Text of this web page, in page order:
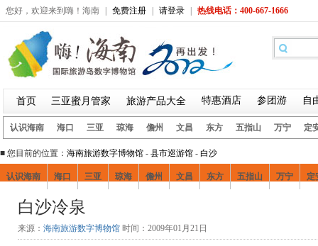
您好，欢迎来到嗨！海南 免费注册 请登录 热线电话：400-667-1666
首页 三亚蜜月管家 旅游产品大全 特惠酒店 参团游 自
认识海南 海口 三亚 琼海 儋州 文昌 东方 五指山 万宁 定
■ 您目前的位置： 海南旅游数字博物馆 - 县市巡游馆 - 白沙
认识海南 海口 三亚 琼海 儋州 文昌 东方 五指山 万宁 定
景点 好吃好喝
白沙冷泉
来源： 海南旅游数字博物馆时间：2009年01月21日